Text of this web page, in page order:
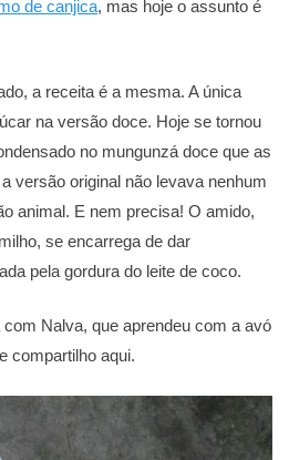
de canjica, mas hoje o assunto é
a receita é a mesma. A única
na versão doce. Hoje se tornou
no mungunzá doce que as
versão original não levava nenhum
animal. E nem precisa! O amido,
se encarrega de dar
pela gordura do leite de coco.
Nalva, que aprendeu com a avó
compartilho aqui.